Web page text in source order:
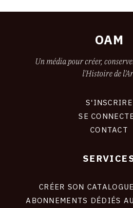
OAM
Un média pour créer,
l'Histoire de
S'INSCRIRE
SE
CONTACT
CRÉER SON
ABONNEMENTS DÉDIÉS